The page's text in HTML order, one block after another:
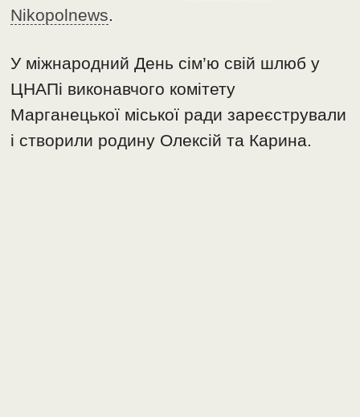
Nikopolnews.
У міжнародний День сім’ю свій шлюб у
ЦНАПі виконавчого комітету
Марганецької міської ради зареєстрували
і створили родину Олексій та Карина.